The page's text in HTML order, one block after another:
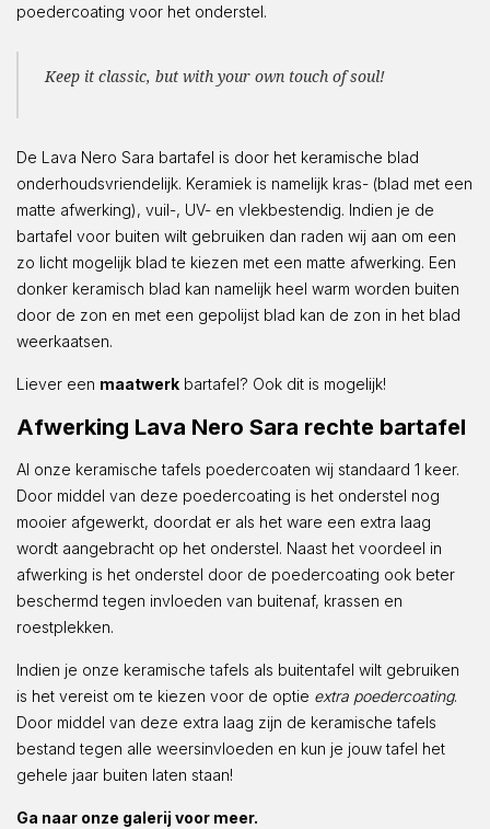
poedercoating voor het onderstel.
Keep it classic, but with your own touch of soul!
De Lava Nero Sara bartafel is door het keramische blad
onderhoudsvriendelijk. Keramiek is namelijk kras- (blad met een
matte afwerking), vuil-, UV- en vlekbestendig. Indien je de
bartafel voor buiten wilt gebruiken dan raden wij aan om een
zo licht mogelijk blad te kiezen met een matte afwerking. Een
donker keramisch blad kan namelijk heel warm worden buiten
door de zon en met een gepolijst blad kan de zon in het blad
weerkaatsen.
Liever een maatwerk bartafel? Ook dit is mogelijk!
Afwerking Lava Nero Sara rechte bartafel
Al onze keramische tafels poedercoaten wij standaard 1 keer.
Door middel van deze poedercoating is het onderstel nog
mooier afgewerkt, doordat er als het ware een extra laag
wordt aangebracht op het onderstel. Naast het voordeel in
afwerking is het onderstel door de poedercoating ook beter
beschermd tegen invloeden van buitenaf, krassen en
roestplekken.
Indien je onze keramische tafels als buitentafel wilt gebruiken
is het vereist om te kiezen voor de optie extra poedercoating.
Door middel van deze extra laag zijn de keramische tafels
bestand tegen alle weersinvloeden en kun je jouw tafel het
gehele jaar buiten laten staan!
Ga naar onze galerij voor meer.